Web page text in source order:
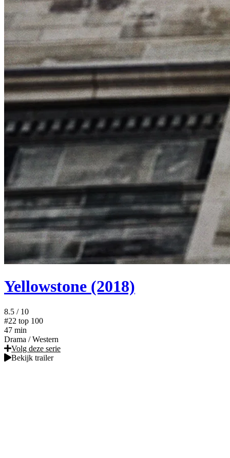
Yellowstone (2018)
8.5 / 10
#22 top 100
47 min
Drama / Western
Volg deze serie
Bekijk trailer